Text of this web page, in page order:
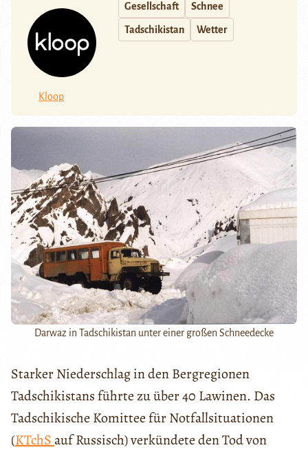
Kloop
Gesellschaft Schnee
Tadschikistan Wetter
Darwaz in Tadschikistan unter einer großen Schneedecke
Starker Niederschlag in den Bergregionen
Tadschikistans führte zu über 40 Lawinen. Das
Tadschikische Komittee für Notfallsituationen
(KTchSauf Russisch) verkündete den Tod von